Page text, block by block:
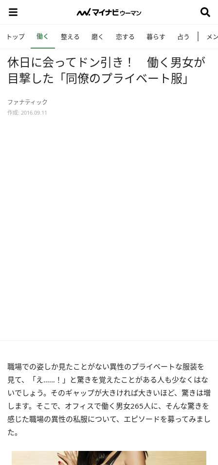
トップ 働く 整える 磨く 恋する 暮らす 占う メ
休日に会ってドン引き！ 働く男女が
目撃した「同僚のプライベート服」
ファナティック
作成: 2016.09.11
職場での姿しか見たことがない異性のプライベートな服装を
見て、「え……！」と驚きを覚えたことがある人も少なくはな
いでしょう。そのギャップが大きければ大きいほど、驚きは増
します。そこで、オフィスで働く男女265人に、そんな驚きを
感じた職場の異性の私服について、エピソードを募ってみまし
た。